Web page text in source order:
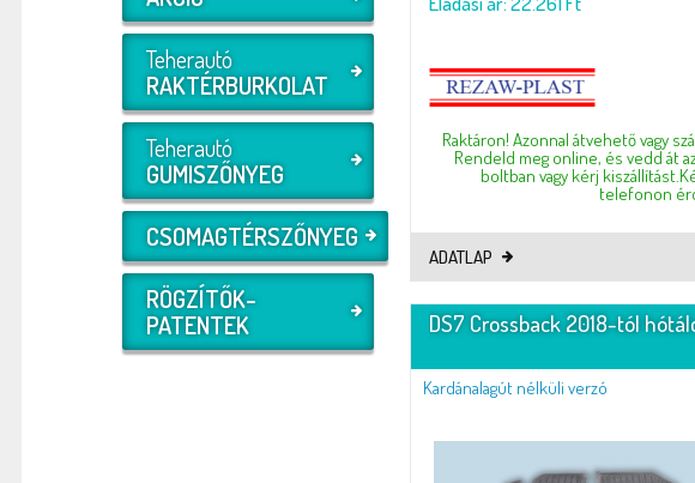
Teherautó
RAKTÉRBURKOLAT
Teherautó
GUMISZŐNYEG
CSOMAGTÉRSZŐNYEG
RÖGZÍTŐK-
PATENTEK
Raktáron! Azonnal átvehető vagy
Rendeld meg online, és vedd át
boltban vagy kérj
telefonon
ADATLAP
DS7 Crossback 2018-tól
Kardánalagút nélküli verzó